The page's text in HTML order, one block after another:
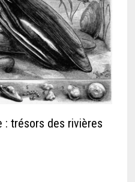
: trésors des rivières